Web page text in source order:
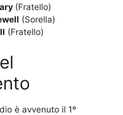
(Fratello)
(Sorella)
(Fratello)
è avvenuto il 1º